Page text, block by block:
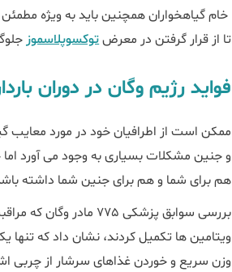
خام گیاهخواران همچنین باید به ویژه
تا از قرار گرفتن در معرضتوکسوپلاسموز
فواید رژیم وگان در دوران
ممکن است از اطرافیان خود در مورد معایب
و جنین مشکلات بسیاری به وجود می آورد اما
هم برای شما و هم برای جنین شما داشته
بررسی سوابق پزشکی
ویتامین ها تکمیل کردند، نشان داد که
وزن سریع و خوردن غذاهای سرشار از چربی